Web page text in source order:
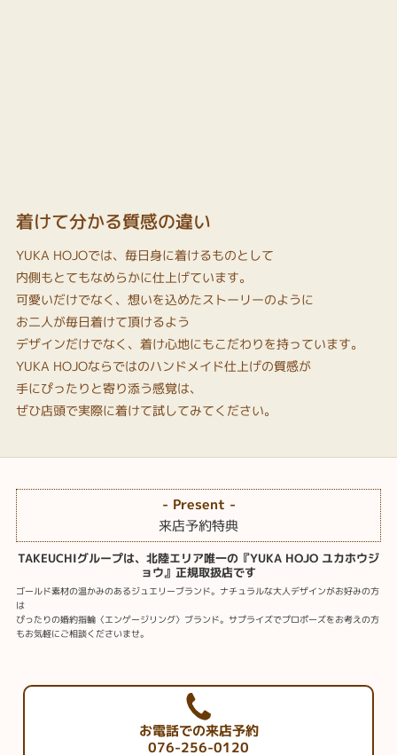
着けて分かる質感の違い
YUKA HOJOでは、毎日身に着けるものとして
内側もとてもなめらかに仕上げています。
可愛いだけでなく、想いを込めたストーリーのように
お二人が毎日着けて頂けるよう
デザインだけでなく、着け心地にもこだわりを持っています。
YUKA HOJOならではのハンドメイド仕上げの質感が
手にぴったりと寄り添う感覚は、
ぜひ店頭で実際に着けて試してみてください。
- Present -
来店予約特典
TAKEUCHIグループは、北陸エリア唯一の『YUKA HOJO ユカホウジ
ョウ』正規取扱店です
ゴールド素材の温かみのあるジュエリーブランド。ナチュラルな大人デザインがお好みの方
は
ぴったりの婚約指輪〈エンゲージリング〉ブランド。サプライズでプロポーズをお考えの方
もお気軽にご相談くださいませ。
お電話での来店予約
076-256-0120